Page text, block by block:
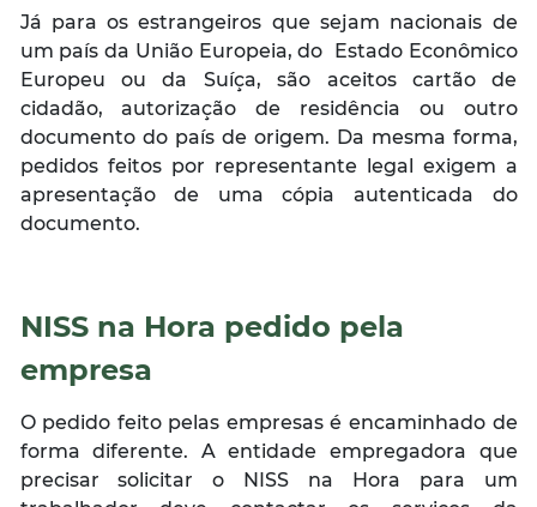
Já para os estrangeiros que sejam nacionais de
um país da União Europeia, do Estado Econômico
Europeu ou da Suíça, são aceitos cartão de
cidadão, autorização de residência ou outro
documento do país de origem. Da mesma forma,
pedidos feitos por representante legal exigem a
apresentação de uma cópia autenticada do
documento.
NISS na Hora pedido pela
empresa
O pedido feito pelas empresas é encaminhado de
forma diferente. A entidade empregadora que
precisar solicitar o NISS na Hora para um